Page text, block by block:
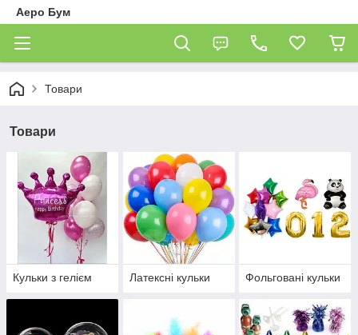
Аеро Бум
Товари
Товари
Кульки з гелієм Латексні кульки Фольговані кульки